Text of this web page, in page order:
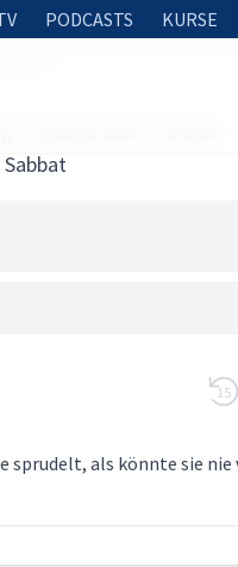
PODCASTS KURSE
15
sprudelt, als könnte sie